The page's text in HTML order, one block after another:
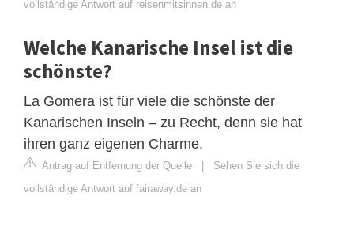
vollständige Antwort auf reisenmitsinnen.de an
Welche Kanarische Insel ist die
schönste?
La Gomera ist für viele die schönste der
Kanarischen Inseln – zu Recht, denn sie hat
ihren ganz eigenen Charme.
Antrag auf Entfernung der Quelle | Sehen Sie sich die
vollständige Antwort auf fairaway.de an